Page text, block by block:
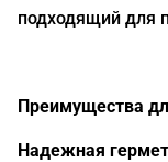
подходящий для
Преимущества
Надежная